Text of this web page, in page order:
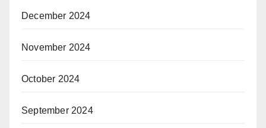
December 2024
November 2024
October 2024
September 2024